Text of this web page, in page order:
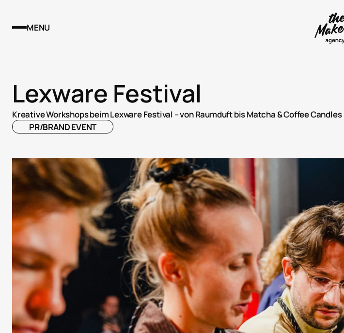
MENU
Lexware Festival
Kreative Workshops beim Lexware Festival – von Raumduft bis Matcha & Coffee Candles
PR/BRAND EVENT